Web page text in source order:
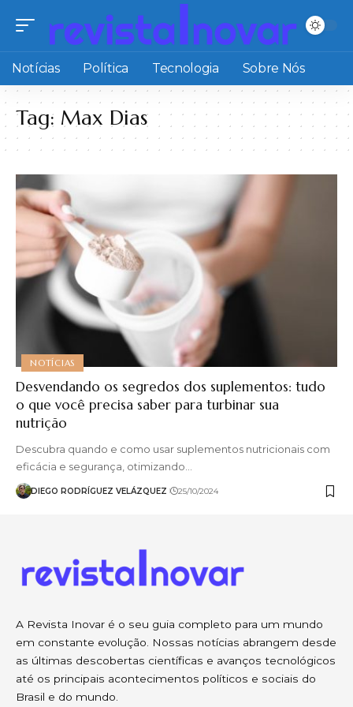
Notícias Política Tecnologia Sobre Nós
Tag: Max Dias
NOTÍCIAS
Desvendando os segredos dos suplementos: tudo
o que você precisa saber para turbinar sua
nutrição
Descubra quando e como usar suplementos nutricionais com
eficácia e segurança, otimizando…
DIEGO RODRÍGUEZ VELÁZQUEZ 25/10/2024
A Revista Inovar é o seu guia completo para um mundo
em constante evolução. Nossas notícias abrangem desde
as últimas descobertas científicas e avanços tecnológicos
até os principais acontecimentos políticos e sociais do
Brasil e do mundo.